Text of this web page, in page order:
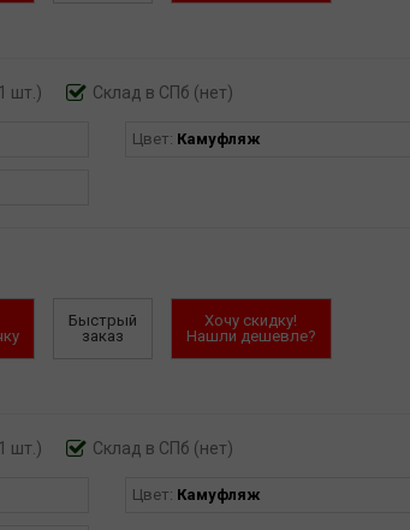
шт.) Склад в СПб (нет)
Цвет: Камуфляж
Быстрый
заказ
Хочу скидку!
Нашли дешевле?
шт.) Склад в СПб (нет)
Цвет: Камуфляж